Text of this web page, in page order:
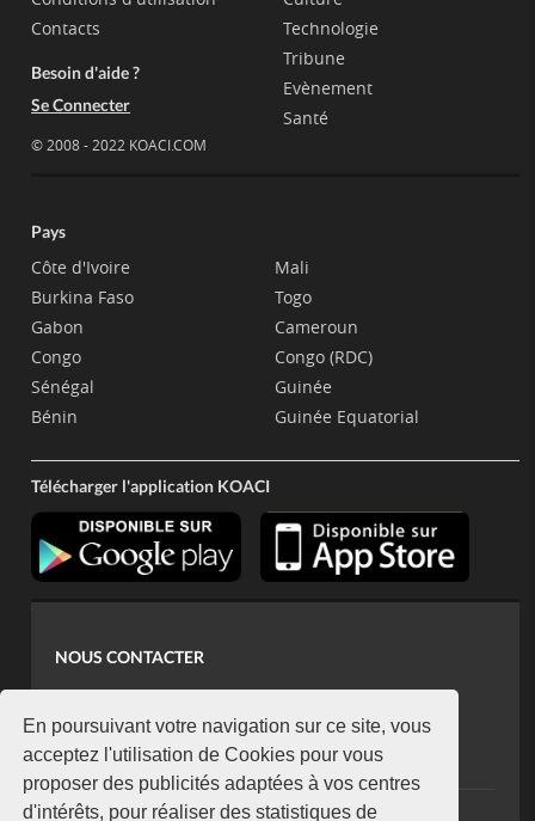
En poursuivant votre navigation sur ce site, vous
acceptez l'utilisation de Cookies pour vous
proposer des publicités adaptées à vos centres
d'intérêts, pour réaliser des statistiques de
Contacts
Besoin d'aide ?
Se Connecter
© 2008 - 2022 KOACI.COM
Technologie
Tribune
Evènement
Santé
Pays
Côte d'Ivoire
Burkina Faso
Gabon
Congo
Sénégal
Bénin
Mali
Togo
Cameroun
Congo (RDC)
Guinée
Guinée Equatorial
Télécharger l'application KOACI
NOUS CONTACTER
koaci@yahoo.fr
+225 07 08 85 52 93